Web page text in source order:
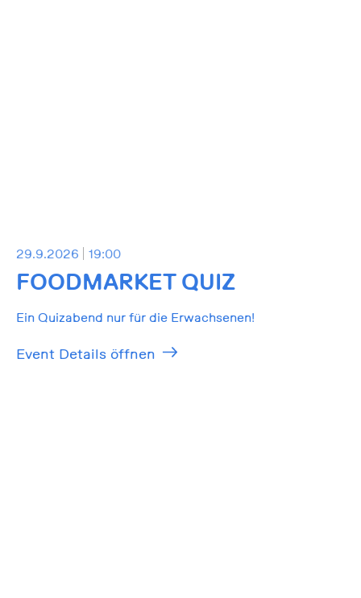
29.9.2026 19:00
FOODMARKET QUIZ
Ein Quizabend nur für die Erwachsenen!
Event Details öffnen